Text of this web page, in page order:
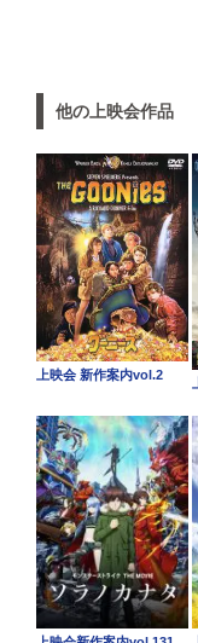
他の上映会作品
上映会 新作案内vol.2